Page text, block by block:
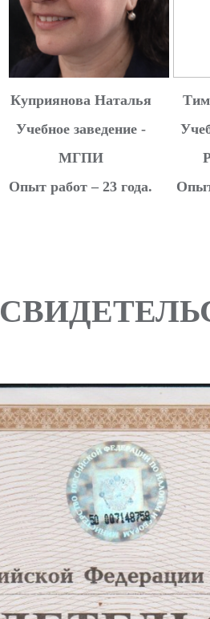
Куприянова Наталья
Учебное заведение -
МГПИ
Опыт работ – 23 года.